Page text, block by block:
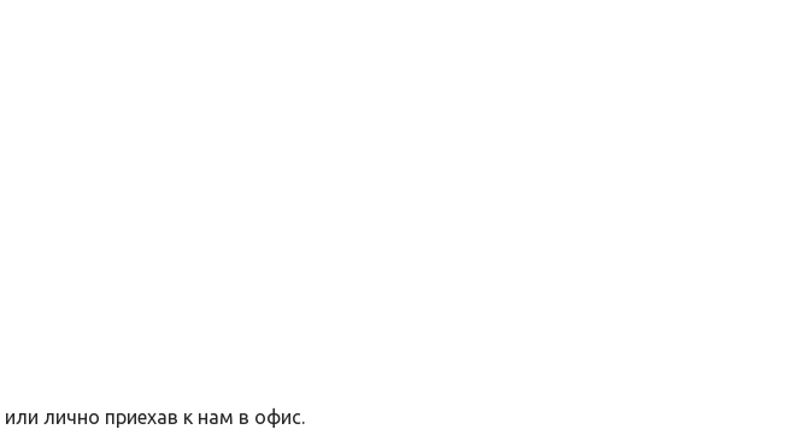
лично приехав к нам в офис.